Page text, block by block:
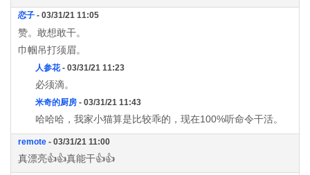
恋子 - 03/31/21 11:05
赞。敢想敢干。
巾帼吊打须眉。
人参花- 03/31/21 11:23
必须滴。
米奇的厨房 - 03/31/21 11:43
哈哈哈，我家小猫算是比较乖的，现在100%听命令干活。
remote - 03/31/21 11:00
真漂亮👍👍真能干👍👍